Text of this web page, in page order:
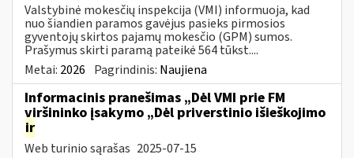
Valstybinė mokesčių inspekcija (VMI) informuoja, kad
nuo šiandien paramos gavėjus pasieks pirmosios
gyventojų skirtos pajamų mokesčio (GPM) sumos.
Prašymus skirti paramą pateikė 564 tūkst....
Metai: 2026 Pagrindinis: Naujiena
Informacinis pranešimas „Dėl VMI prie FM
viršininko įsakymo „Dėl priverstinio išieškojimo
ir
Web turinio sąrašas 2025-07-15